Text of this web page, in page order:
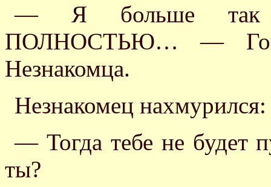
— Я больше так
ПОЛНОСТЬЮ… —
Незнакомца.
Незнакомец нахмурился:
— Тогда тебе не будет
ты?